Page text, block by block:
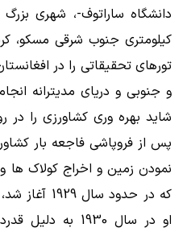
کیلومتری جنوب شرقی مسکو،
تورهای تحقیقاتی را در
و جنوبی و دریای مدیترانه
شاید بهره وری کشاورزی را در
پس از فروپاشی فاجعه بار
نمودن زمین و اخراج کولاک ها
که در حدود
او در سال 1930